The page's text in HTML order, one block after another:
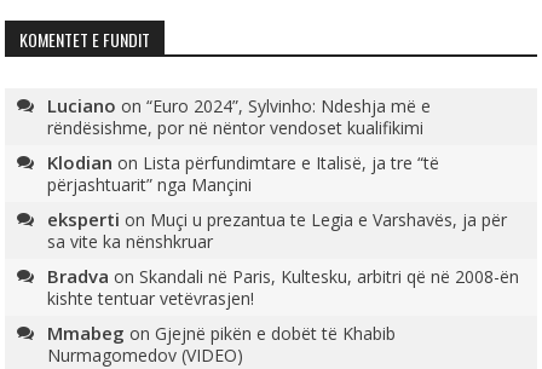
KOMENTET E FUNDIT
Luciano on“Euro 2024”, Sylvinho: Ndeshja më e
rëndësishme, por në nëntor vendoset kualifikimi
Klodian on Lista përfundimtare e Italisë, ja tre “të
përjashtuarit” nga Mançini
eksperti on Muçi u prezantua te Legia e Varshavës, ja për
sa vite ka nënshkruar
Bradva onSkandali në Paris, Kultesku, arbitri që në 2008-ën
kishte tentuar vetëvrasjen!
Mmabeg onGjejnë pikën e dobët të Khabib
Nurmagomedov (VIDEO)